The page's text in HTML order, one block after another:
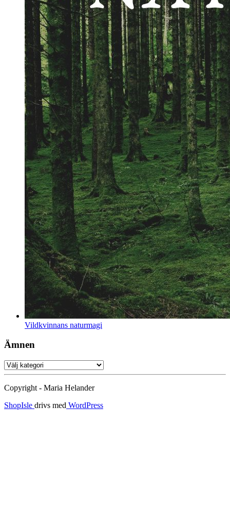
Vildkvinnans naturmagi
Ämnen
Ämnen
Copyright - Maria Helander
ShopIsle drivs med WordPress